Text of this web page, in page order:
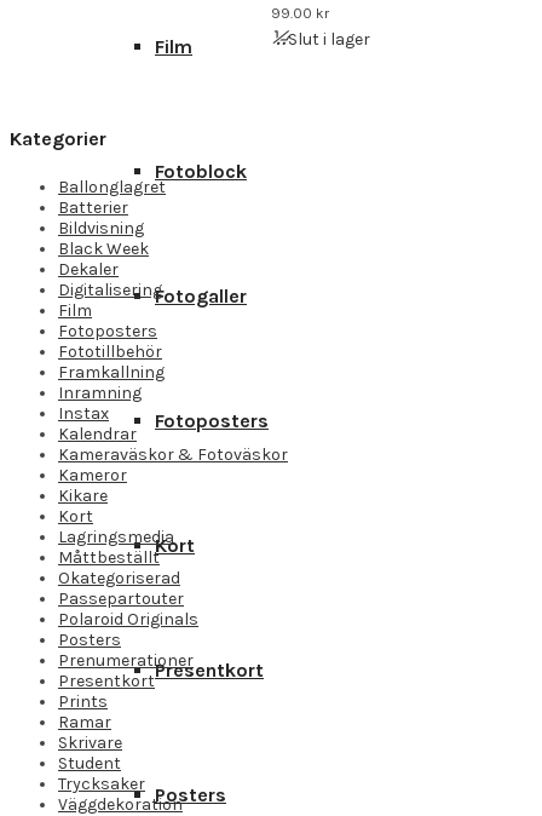
Film
Fotoblock
Fotogaller
Fotoposters
Kort
Presentkort
Posters
99.00 kr
Slut i lager
Kategorier
Ballonglagret
Batterier
Bildvisning
Black Week
Dekaler
Digitalisering
Film
Fotoposters
Fototillbehör
Framkallning
Inramning
Instax
Kalendrar
Kameraväskor & Fotoväskor
Kameror
Kikare
Kort
Lagringsmedia
Måttbeställt
Okategoriserad
Passepartouter
Polaroid Originals
Posters
Prenumerationer
Presentkort
Prints
Ramar
Skrivare
Student
Trycksaker
Väggdekoration